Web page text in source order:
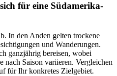
für eine Südamerika-
In den Anden gelten trockene
und Wanderungen.
ganzjährig bereisen, wobei
nach Saison variieren. Vergleichen
für Ihr konkretes Zielgebiet.